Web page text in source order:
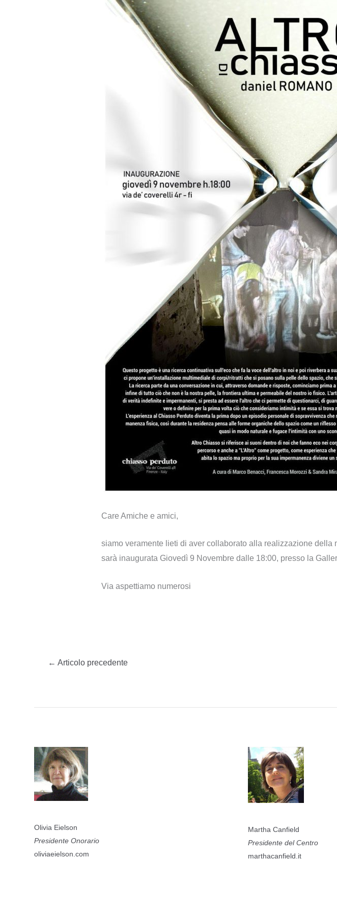
Care Amiche e amici,
siamo veramente lieti di aver collaborato alla realizzazione della
sarà inaugurata Giovedì 9 Novembre dalle 18:00, presso la
Via aspettiamo numerosi
← Articolo precedente
Olivia Eielson
Presidente Onorario
oliviaeielson.com
Martha Canfield
Presidente del Centro
marthacanfield.it